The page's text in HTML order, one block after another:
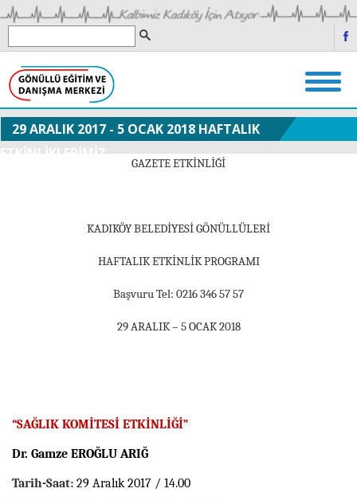
29 ARALIK 2017 - 5 OCAK 2018 HAFTALIK
ETKİNLİKLERİMİZ
GAZETE ETKİNLİĞİ
KADIKÖY BELEDİYESİ GÖNÜLLÜLERİ
HAFTALIK ETKİNLİK PROGRAMI
Başvuru Tel: 0216 346 57 57
29 ARALIK – 5 OCAK 2018
“SAĞLIK KOMİTESİ ETKİNLİĞİ”
Dr. Gamze EROĞLU ARIĞ
Tarih-Saat: 29 Aralık 2017 / 14.00